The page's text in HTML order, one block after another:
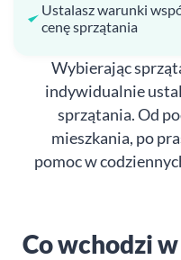
Ustalasz warunki
cenę sprzątania
Wybierając
indywidualnie
sprzątania. Od
mieszkania, po
pomoc w
Co wchodzi w